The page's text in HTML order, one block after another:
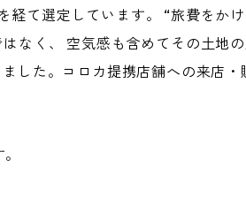
て選定しています。 “旅費をかけ
なく、 空気感も含めてその土地
した。コロカ提携店舗への来店・